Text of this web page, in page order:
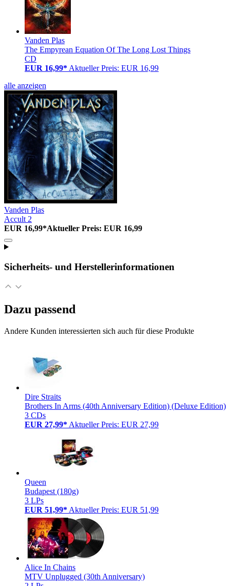
Vanden Plas
The Empyrean Equation Of The Long Lost Things
CD
EUR 16,99* Aktueller Preis: EUR 16,99
alle anzeigen
Vanden Plas
Accult 2
EUR 16,99*Aktueller Preis: EUR 16,99
Sicherheits- und Herstellerinformationen
Dazu passend
Andere Kunden interessierten sich auch für diese Produkte
Dire Straits
Brothers In Arms (40th Anniversary Edition) (Deluxe Edition)
3 CDs
EUR 27,99* Aktueller Preis: EUR 27,99
Queen
Budapest (180g)
3 LPs
EUR 51,99* Aktueller Preis: EUR 51,99
Alice In Chains
MTV Unplugged (30th Anniversary)